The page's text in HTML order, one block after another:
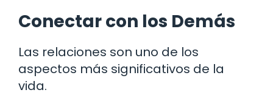
Conectar con los Demás
Las relaciones son uno de los
aspectos más significativos de la
vida.